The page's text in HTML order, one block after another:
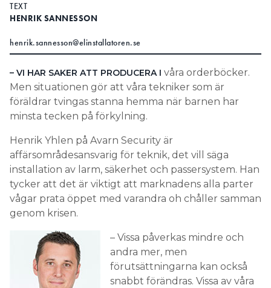
TEXT
HENRIK SANNESSON
henrik.sannesson@elinstallatoren.se
– VI HAR SAKER ATT PRODUCERA I våra orderböcker.
Men situationen gör att våra tekniker som är
föräldrar tvingas stanna hemma när barnen har
minsta tecken på förkylning.
Henrik Yhlen på Avarn Security är
affärsområdesansvarig för teknik, det vill säga
installation av larm, säkerhet och passersystem. Han
tycker att det är viktigt att marknadens alla parter
vågar prata öppet med varandra oh chåller samman
genom krisen.
– Vissa påverkas mindre och
andra mer, men
förutsättningarna kan också
snabbt förändras. Vissa av våra